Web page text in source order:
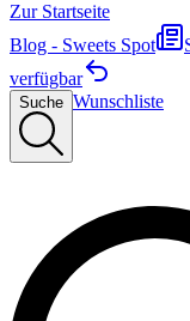
Zur Startseite
Blog - Sweets Spot
verfügbar
Suche Wunschliste